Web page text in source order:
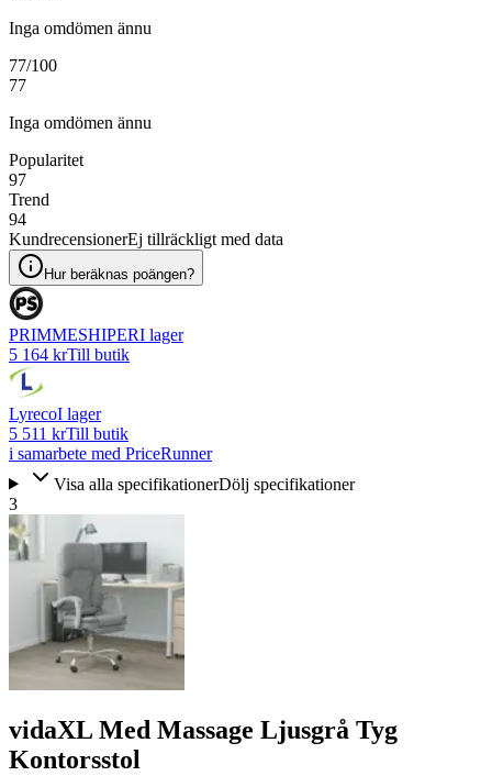
Inga omdömen ännu
77/100
77
Inga omdömen ännu
Popularitet
97
Trend
94
KundrecensionerEj tillräckligt med data
Hur beräknas poängen?
PRIMMESHIPERI lager
5 164 krTill butik
LyrecoI lager
5 511 krTill butik
i samarbete med PriceRunner
Visa alla specifikationerDölj specifikationer
3
vidaXL Med Massage Ljusgrå Tyg
Kontorsstol